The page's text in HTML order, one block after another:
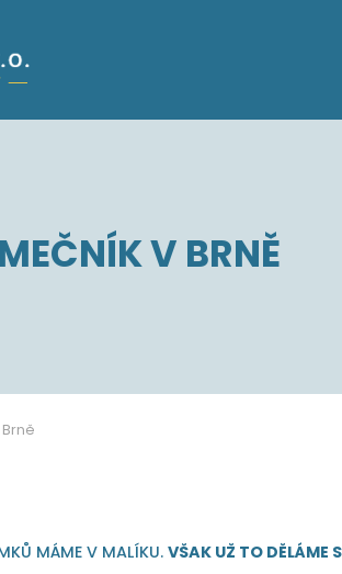
V BRNĚ
MÁME V MALÍKU. VŠAK UŽ TO DĚLÁME